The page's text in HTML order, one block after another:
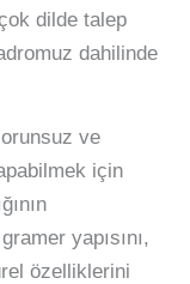
dilde talep
dahilinde
ve
için
yapısını,
özelliklerini